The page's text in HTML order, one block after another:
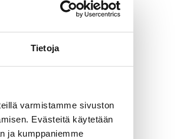
Tietoja
varmistamme sivuston
Evästeitä käytetään
ja kumppaniemme